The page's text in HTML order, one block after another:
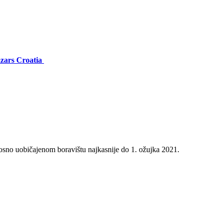
Croatia
uobičajenom boravištu najkasnije do 1. ožujka 2021.